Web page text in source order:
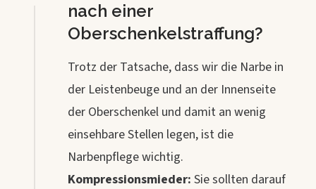
nach einer
Oberschenkelstraffung?
Trotz der Tatsache, dass wir die Narbe in
der Leistenbeuge und an der Innenseite
der Oberschenkel und damit an wenig
einsehbare Stellen legen, ist die
Narbenpflege wichtig.
Kompressionsmieder: Sie sollten darauf